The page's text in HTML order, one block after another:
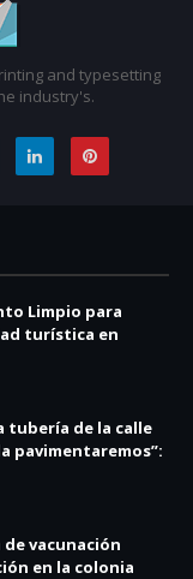
and typesetting
industry's.
Limpio para
turística en
tubería de la calle
pavimentaremos”:
vacunación
en la colonia